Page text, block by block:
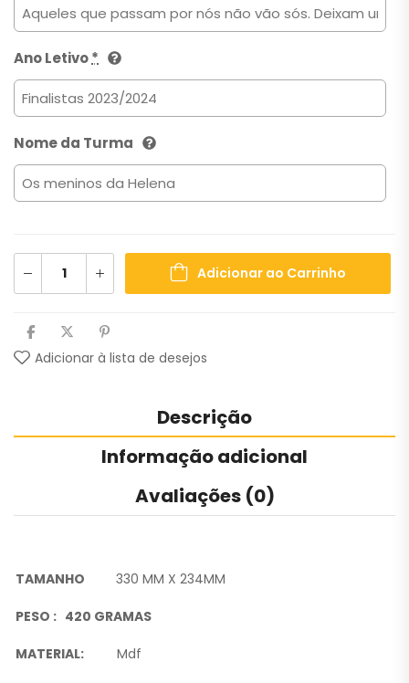
Ano Letivo*
Nome da Turma
Adicionar ao Carrinho
Adicionar à lista de desejos
Descrição
Informação adicional
Avaliações (0)
TAMANHO 330 MM X 234MM
PESO : 420 GRAMAS
MATERIAL: Mdf